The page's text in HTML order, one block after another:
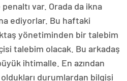
var. Orada da ikna
ediyorlar. Bu haftaki
yönetiminden bir talebim
talebim olacak. Bu arkadaş
ihtimalle. En azından
durumlardan bilgisi